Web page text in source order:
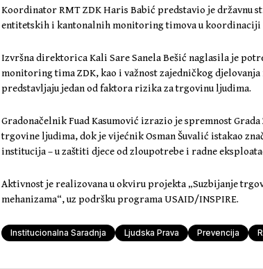
Koordinator RMT ZDK Haris Babić predstavio je državnu
entitetskih i kantonalnih monitoring timova u koordinaciji
Izvršna direktorica Kali Sare Sanela Bešić naglasila je
monitoring tima ZDK, kao i važnost zajedničkog
predstavljaju jedan od faktora rizika za trgovinu ljudima.
Gradonačelnik Fuad Kasumović izrazio je spremnost
trgovine ljudima, dok je vijećnik Osman Šuvalić istakao
institucija – u zaštiti djece od zloupotrebe i radne
Aktivnost je realizovana u okviru projekta „Suzbijanje
mehanizama“, uz podršku programa USAID/INSPIRE.
Institucionalna Saradnja Ljudska Prava Prevencija